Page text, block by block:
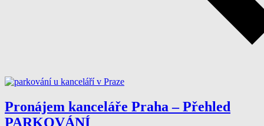
Pronájem kanceláře Praha – Přehled
PARKOVÁNÍ